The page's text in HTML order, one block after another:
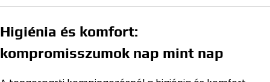
Higiénia és komfort:
kompromisszumok nap mint nap